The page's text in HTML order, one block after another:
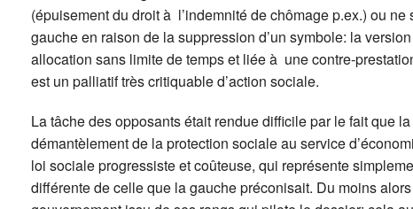
(épuisement du droit à l’indemnité de chômage p.ex.) ou
gauche en raison de la suppression d’un symbole: la
allocation sans limite de temps et liée à une contre-
est un palliatif très critiquable d’action sociale.
La tâche des opposants était rendue difficile par le fait que
démantèlement de la protection sociale au service
loi sociale progressiste et coûteuse, qui représente
différente de celle que la gauche préconisait. Du moins